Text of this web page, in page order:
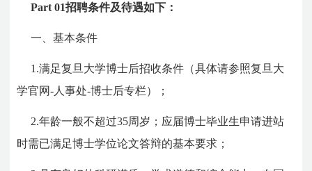
Part 01招聘条件及待遇如下：
一、基本条件
1.满足复旦大学博士后招收条件（具体请参照复旦大
学官网-人事处-博士后专栏）；
2.年龄一般不超过35周岁；应届博士毕业生申请进站
时需已满足博士学位论文答辩的基本要求；